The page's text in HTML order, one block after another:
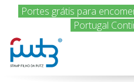
Encomenda hoje e